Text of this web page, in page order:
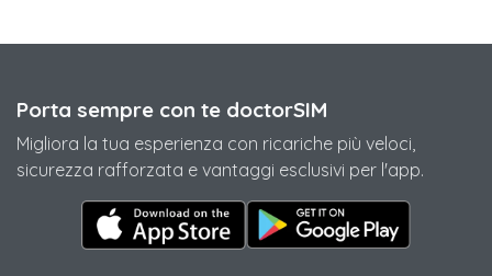
Porta sempre con te doctorSIM
Migliora la tua esperienza con ricariche più veloci,
sicurezza rafforzata e vantaggi esclusivi per l'app.